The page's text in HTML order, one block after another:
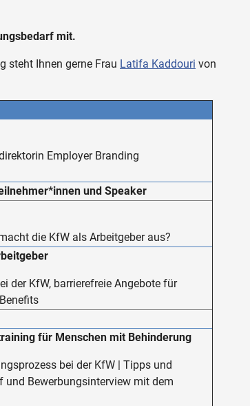
mit.
steht Ihnen gerne Frau Latifa Kaddouri von
Employer Branding
und Speaker
die KfW als Arbeitgeber aus?
der KfW, barrierefreie Angebote für
für Menschen mit Behinderung
bei der KfW | Tipps und
und Bewerbungsinterview mit dem